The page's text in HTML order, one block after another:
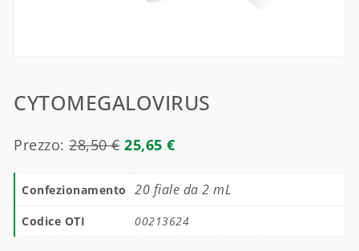
CYTOMEGALOVIRUS
Prezzo:28,50€ 25,65€
Confezionamento 20 fiale da 2 mL
Codice OTI 00213624